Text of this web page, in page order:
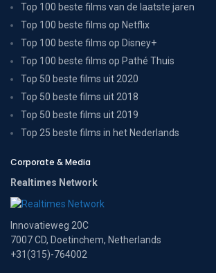
Top 100 beste films van de laatste jaren
Top 100 beste films op Netflix
Top 100 beste films op Disney+
Top 100 beste films op Pathé Thuis
Top 50 beste films uit 2020
Top 50 beste films uit 2018
Top 50 beste films uit 2019
Top 25 beste films in het Nederlands
Corporate & Media
Realtimes Network
Innovatieweg 20C
7007 CD, Doetinchem, Netherlands
+31(315)-764002